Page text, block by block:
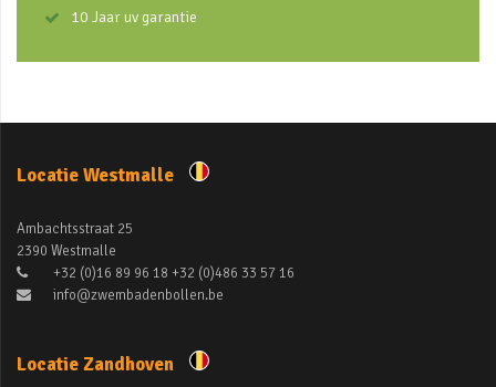
10 Jaar uv garantie
Locatie Westmalle
Ambachtsstraat 25
2390 Westmalle
+32 (0)16 89 96 18 +32 (0)486 33 57 16
info@zwembadenbollen.be
Locatie Zandhoven